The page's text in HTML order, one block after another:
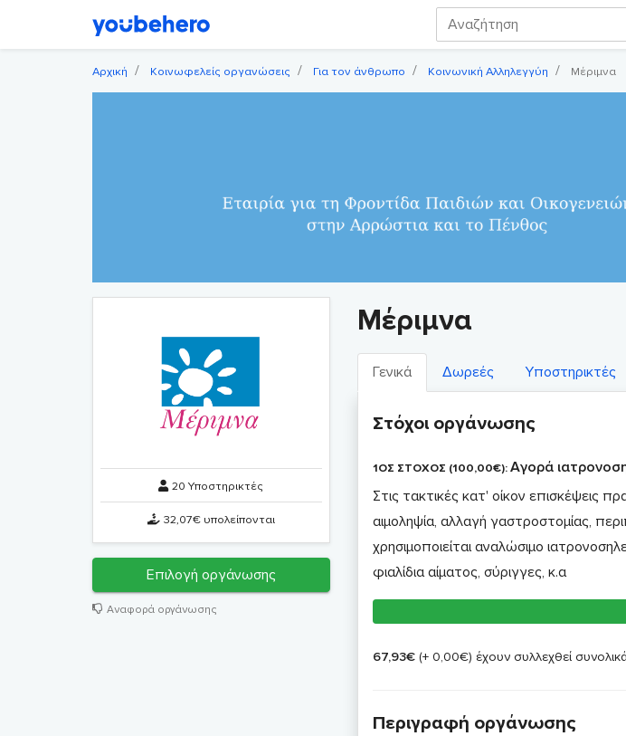
Αρχική Κοινωφελείς οργανώσεις Για τον άνθρωπο Κοινωνική Αλληλεγγύη Μέριμνα
20 Υποστηρικτές
32,07€ υπολείπονται
Επιλογή οργάνωσης
Αναφορά οργάνωσης
Μέριμνα
Γενικά Δωρεές Υποστηρικτές
Στόχοι οργάνωσης
1ΟΣ ΣΤΟΧΟΣ (100,00€):Αγορά
Στις τακτικές κατ' οίκον επισκέψεις
αιμοληψία, αλλαγή γαστροστομίας,
χρησιμοποιείται αναλώσιμο
φιαλίδια αίματος, σύριγγες, κ.α
67,93€ (+ 0,00€) έχουν συλλεχθεί
Περιγραφή οργάνωσης